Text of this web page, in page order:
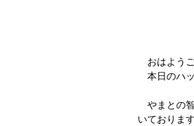
おはよう
本日のハ
やまとの
いております